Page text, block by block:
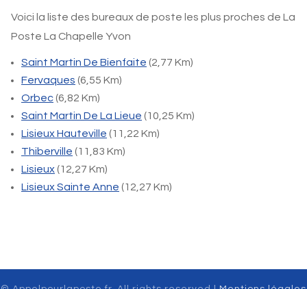
Voici la liste des bureaux de poste les plus proches de La
Poste La Chapelle Yvon
Saint Martin De Bienfaite (2,77 Km)
Fervaques (6,55 Km)
Orbec(6,82 Km)
Saint Martin De La Lieue (10,25 Km)
Lisieux Hauteville (11,22 Km)
Thiberville (11,83 Km)
Lisieux(12,27 Km)
Lisieux Sainte Anne (12,27 Km)